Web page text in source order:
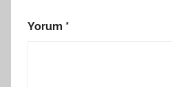
Yorum *